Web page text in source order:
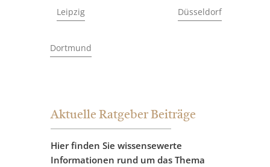
Leipzig Düsseldorf
Dortmund
Aktuelle Ratgeber Beiträge
Hier finden Sie wissensewerte
Informationen rund um das Thema